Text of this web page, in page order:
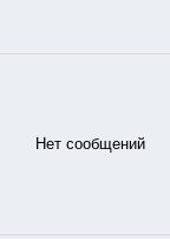
Нет сообщений